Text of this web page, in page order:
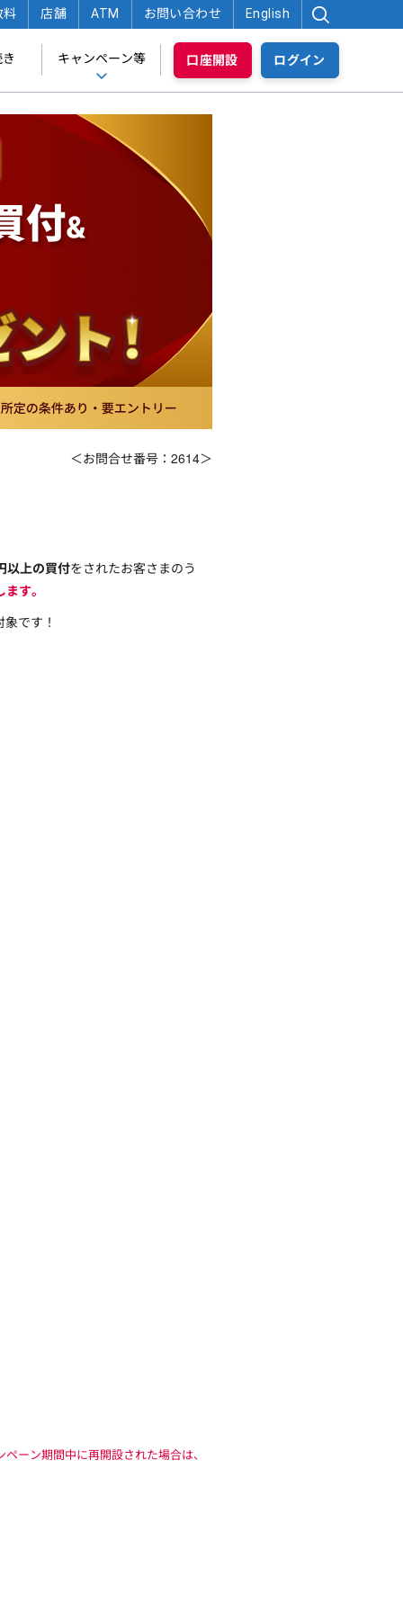
キャンペーン等 口座開設 ログイン
料 店舗 ATM お問い合わせ English
＜お問合せ番号：2614＞
以上の買付をされたお客さまのう
す。
です！
ーン期間中に再開設された場合は、